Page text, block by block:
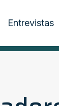
Entrevistas